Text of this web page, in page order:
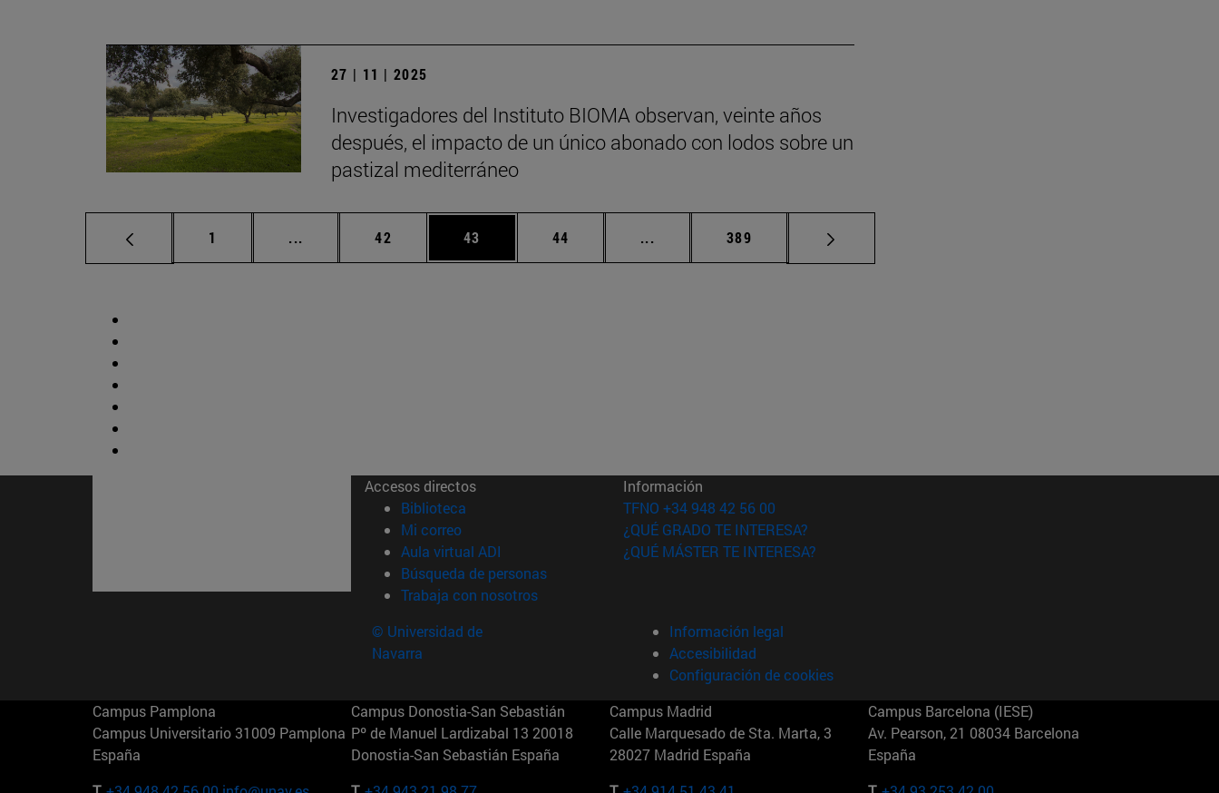
27 | 11 | 2025
Investigadores del Instituto BIOMA observan, veinte años
después, el impacto de un único abonado con lodos sobre un
pastizal mediterráneo
Página
1 ... Páginas intermedias Use TAB para desplazarse.
Página
42 Página
43 Página
44 ... Páginas intermedias Use TAB para desplazarse.
Página
389
Accesos directos
Biblioteca (abre en nueva ventana)
Mi correo(abre en nueva ventana)
Aula virtual ADI (abre en nueva ventana)
Búsqueda de personas(abre en nueva ventana)
Trabaja con nosotros(abre en nueva ventana)
Información
TFNO +34 948 42 56 00
¿QUÉ GRADO TE INTERESA?
¿QUÉ MÁSTER TE INTERESA?
© Universidad de
Navarra
Información legal
Accesibilidad
Configuración de cookies
Campus Pamplona
Campus Universitario 31009 Pamplona
España
Campus Donostia-San Sebastián
Pº de Manuel Lardizabal 13 20018
Donostia-San Sebastián España
Campus Madrid
Calle Marquesado de Sta. Marta, 3
28027 Madrid España
Campus Barcelona (IESE)
Av. Pearson, 21 08034 Barcelona
España